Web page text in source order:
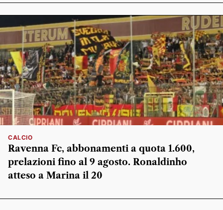
CALCIO
Ravenna Fc, abbonamenti a quota 1.600,
prelazioni fino al 9 agosto. Ronaldinho
atteso a Marina il 20